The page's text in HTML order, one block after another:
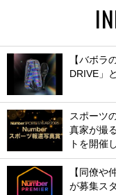
【バボラ
DRIVE」
スポーツ
真家が撮
トを開催
【同僚や
が募集ス